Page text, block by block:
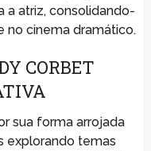
a atriz, consolidando-
no cinema dramático.
CORBET
sua forma arrojada
explorando temas